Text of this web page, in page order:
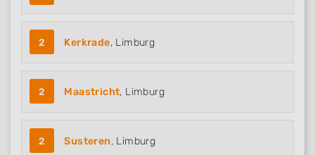
2 Kerkrade, Limburg
2 Maastricht, Limburg
2 Susteren, Limburg